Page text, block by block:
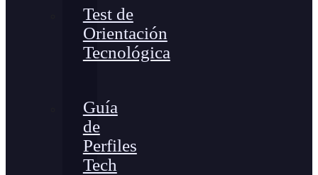
Test de
Orientación
Tecnológica
Guía
de
Perfiles
Tech